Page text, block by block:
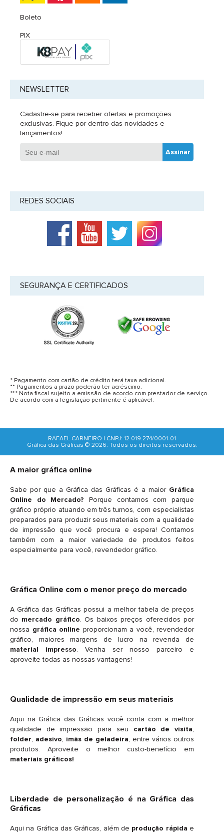
Boleto
PIX
NEWSLETTER
Cadastre-se para receber ofertas e promoções
exclusivas. Fique por dentro das novidades e
lançamentos!
Assinar
REDES SOCIAIS
SEGURANÇA E CERTIFICADOS
* Pagamento com cartão de crédito terá taxa adicional.
** Pagamentos a prazo poderão ter acréscimo.
*** Nota fiscal sujeito a emissão de acordo com prestador de serviço.
De acordo com a legislação pertinente é aplicável.
RAFAEL CARNEIRO | CNPJ: 12.019.274/0001-01
Gráfica das Gráficas © 2026. Todos os direitos reservados.
A maior gráfica online
Sabe por que a Gráfica das Gráficas é a maior Gráfica
Online do Mercado? Porque contamos com parque
gráfico próprio atuando em três turnos, com especialistas
preparados para produzir seus materiais com a qualidade
de impressão que você procura e espera! Contamos
também com a maior variedade de produtos feitos
especialmente para você, revendedor gráfico.
Gráfica Online com o menor preço do mercado
A Gráfica das Gráficas possui a melhor tabela de preços
do mercado gráfico. Os baixos preços oferecidos por
nossa gráfica online proporcionam a você, revendedor
gráfico, maiores margens de lucro na revenda de
material impresso. Venha ser nosso parceiro e
aproveite todas as nossas vantagens!
Qualidade de impressão em seus materiais
Aqui na Gráfica das Gráficas você conta com a melhor
qualidade de impressão para seu cartão de visita,
folder, adesivo, imãs de geladeira, entre vários outros
produtos. Aproveite o melhor custo-benefício em
materiais gráficos!
Liberdade de personalização é na Gráfica das
Gráficas
Aqui na Gráfica das Gráficas, além de produção rápida e